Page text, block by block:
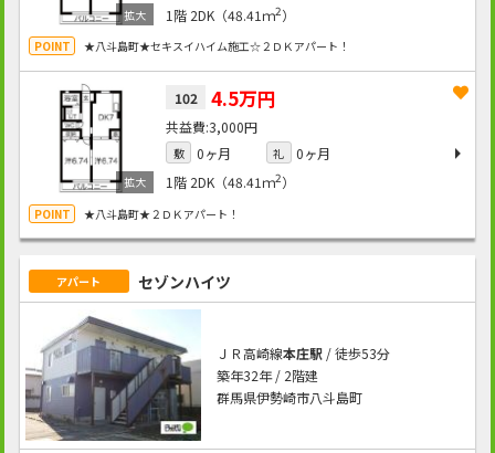
1階 2DK（48.41ｍ2）
★八斗島町★セキスイハイム施工☆２ＤＫアパート！
102 4.5万円
3,000円
敷 0ヶ月 礼
0ヶ月
1階 2DK（48.41ｍ2）
★八斗島町★２ＤＫアパート！
アパート セゾンハイツ
ＪＲ高崎線本庄駅/ 徒歩53分
築年32年 / 2階建
群馬県伊勢崎市八斗島町